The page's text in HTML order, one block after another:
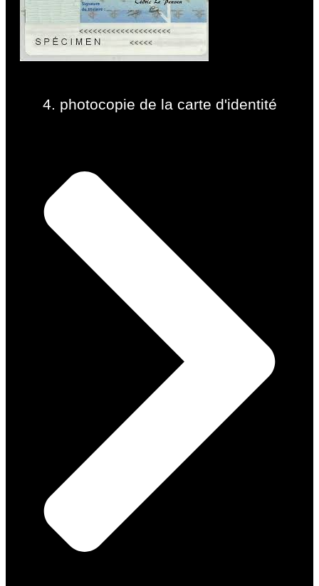
4. photocopie de la carte d'identité